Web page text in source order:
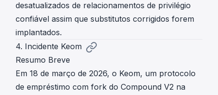
desatualizados de relacionamentos de privilégio
confiável assim que substitutos corrigidos forem
implantados.
4. Incidente Keom
Resumo Breve
Em 18 de março de 2026, o Keom, um protocolo
de empréstimo com fork do Compound V2 na